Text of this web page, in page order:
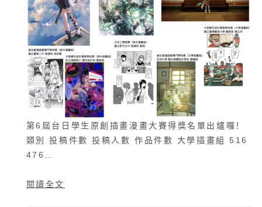
第6屆台日學生原創插畫漫畫大賽得獎名單出爐囉！
類別 投稿件數 投稿人數 作品件數 大學插畫組 516
476…
閱讀全文